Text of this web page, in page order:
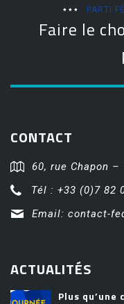
PARTI
Faire le
CONTACT
60, rue Chapon –
Tél : +33 (0)7 82
Email: contact-
ACTUALITÉS
Plus